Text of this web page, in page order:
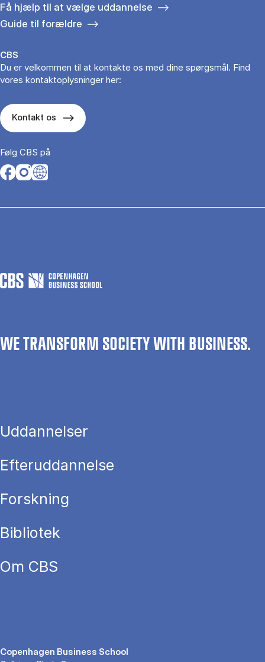
Få hjælp til at vælge uddannelse
Guide til forældre
CBS
Du er velkommen til at kontakte os med dine spørgsmål. Find
vores kontaktoplysninger her:
Kontakt os
Følg CBS på
Opens in a new tab
Opens in a new tab
Opens in a new tab
WE TRANSFORM SOCIETY WITH BUSINESS.
Uddannelser
Efteruddannelse
Forskning
Bibliotek
Om CBS
Copenhagen Business School